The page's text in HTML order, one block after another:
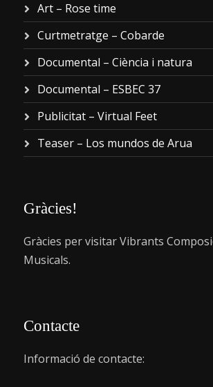
Art – Rose time
Curtmetratge – Cobarde
Documental – Ciència i natura
Documental – ESBEC 37
Publicitat – Virtual Feet
Teaser – Los mundos de Arua
Gràcies!
Gràcies per visitar Vibrants
Musicals.
Contacte
Informació de contacte: